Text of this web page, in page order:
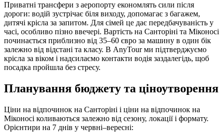
Приватні трансфери з аеропорту економлять сили після
дороги: водій зустрічає біля виходу, допомагає з багажем,
дитячі крісла за запитом. Для сімей це дає передбачуваність у
часі, особливо пізно ввечері. Вартість на Санторіні та Міконосі
починається приблизно від 35–60 євро за машину в один бік
залежно від відстані та класу. В AnyTour ми підтверджуємо
крісла за віком і надсилаємо контакти водія заздалегідь, щоб
посадка пройшла без стресу.
Планування бюджету та ціноутворення
Ціни на відпочинок на Санторіні і ціни на відпочинок на
Міконосі коливаються залежно від сезону, локації і формату.
Орієнтири на 7 днів у червні–вересні: